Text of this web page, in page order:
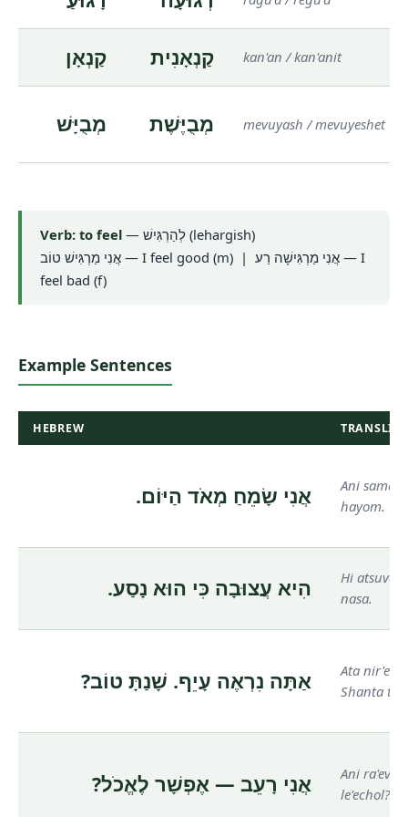
קַנְאָן קַנְאָנִית kan'an / kan'anit
מְבֻיָּשׁ מְבֻיֶּשֶׁת mevuyash / mevuyeshet
Verb: to feel — לְהַרְגִּישׁ (lehargish)
אֲנִי מַרְגִּישׁ טוֹב — I feel good (m) | אֲנִי מַרְגִּישָׁה רַע — I
feel bad (f)
Example Sentences
HEBREW
אֲנִי שָׂמֵחַ מְאֹד הַיּוֹם.
Ani
hayom.
הִיא עֲצוּבָה כִּי הוּא נָסַע.
Hi atsuva
nasa.
אַתָּה נִרְאֶה עָיֵף. שָׁנַתָּ טוֹב?
Ata nir'e
Shanta
אֲנִי רָעֵב — אֶפְשָׁר לֶאֱכֹל?
Ani ra'ev
le'echol?